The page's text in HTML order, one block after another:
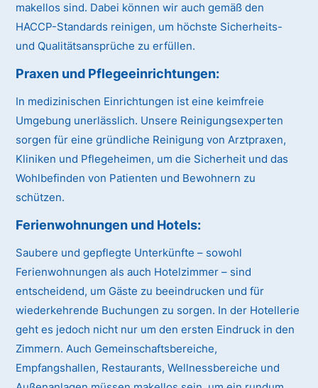
makellos sind. Dabei können wir auch gemäß den
HACCP-Standards reinigen, um höchste Sicherheits-
und Qualitätsansprüche zu erfüllen.
Praxen und Pflegeeinrichtungen:
In medizinischen Einrichtungen ist eine keimfreie
Umgebung unerlässlich. Unsere Reinigungsexperten
sorgen für eine gründliche Reinigung von Arztpraxen,
Kliniken und Pflegeheimen, um die Sicherheit und das
Wohlbefinden von Patienten und Bewohnern zu
schützen.
Ferienwohnungen und Hotels:
Saubere und gepflegte Unterkünfte – sowohl
Ferienwohnungen als auch Hotelzimmer – sind
entscheidend, um Gäste zu beeindrucken und für
wiederkehrende Buchungen zu sorgen. In der Hotellerie
geht es jedoch nicht nur um den ersten Eindruck in den
Zimmern. Auch Gemeinschaftsbereiche,
Empfangshallen, Restaurants, Wellnessbereiche und